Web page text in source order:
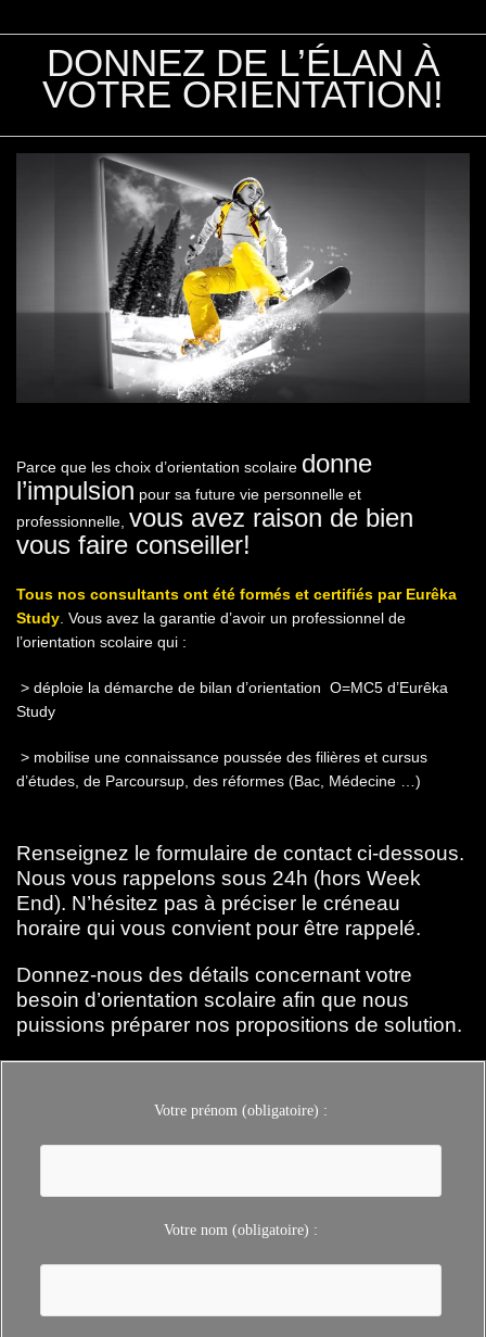
DONNEZ DE L’ÉLAN À
VOTRE ORIENTATION!
Parce que les choix d’orientation scolaire donne
l’impulsion pour sa future vie personnelle et
professionnelle, vous avez raison de bien
vous faire conseiller!
Tous nos consultants ont été formés et certifiés par Eurêka
Study . Vous avez la garantie d’avoir un professionnel de
l’orientation scolaire qui :
> déploie la démarche de bilan d’orientation O=MC5 d’Eurêka
Study
> mobilise une connaissance poussée des filières et cursus
d’études, de Parcoursup, des réformes (Bac, Médecine …)
Renseignez le formulaire de contact ci-dessous.
Nous vous rappelons sous 24h (hors Week
End). N’hésitez pas à préciser le créneau
horaire qui vous convient pour être rappelé.
Donnez-nous des détails concernant votre
besoin d’orientation scolaire afin que nous
puissions préparer nos propositions de solution.
Votre prénom (obligatoire) :
Votre nom (obligatoire) :